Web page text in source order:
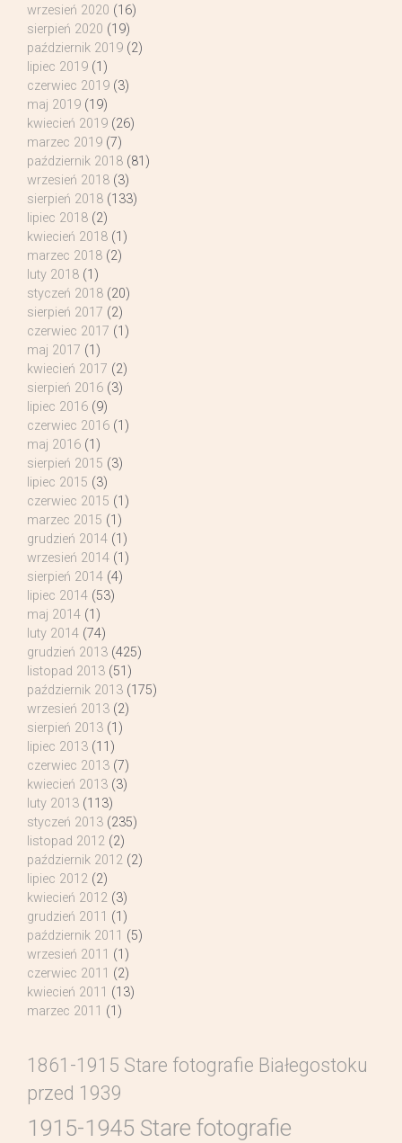
wrzesień 2020 (16)
sierpień 2020 (19)
październik 2019 (2)
lipiec 2019 (1)
czerwiec 2019 (3)
maj 2019 (19)
kwiecień 2019 (26)
marzec 2019 (7)
październik 2018 (81)
wrzesień 2018 (3)
sierpień 2018 (133)
lipiec 2018 (2)
kwiecień 2018 (1)
marzec 2018 (2)
luty 2018 (1)
styczeń 2018 (20)
sierpień 2017 (2)
czerwiec 2017 (1)
maj 2017 (1)
kwiecień 2017 (2)
sierpień 2016 (3)
lipiec 2016 (9)
czerwiec 2016 (1)
maj 2016 (1)
sierpień 2015 (3)
lipiec 2015 (3)
czerwiec 2015 (1)
marzec 2015 (1)
grudzień 2014 (1)
wrzesień 2014 (1)
sierpień 2014 (4)
lipiec 2014 (53)
maj 2014 (1)
luty 2014 (74)
grudzień 2013 (425)
listopad 2013 (51)
październik 2013 (175)
wrzesień 2013 (2)
sierpień 2013 (1)
lipiec 2013 (11)
czerwiec 2013 (7)
kwiecień 2013 (3)
luty 2013 (113)
styczeń 2013 (235)
listopad 2012 (2)
październik 2012 (2)
lipiec 2012 (2)
kwiecień 2012 (3)
grudzień 2011 (1)
październik 2011 (5)
wrzesień 2011 (1)
czerwiec 2011 (2)
kwiecień 2011 (13)
marzec 2011 (1)
1861-1915 Stare fotografie Białegostoku
przed 1939
1915-1945 Stare fotografie